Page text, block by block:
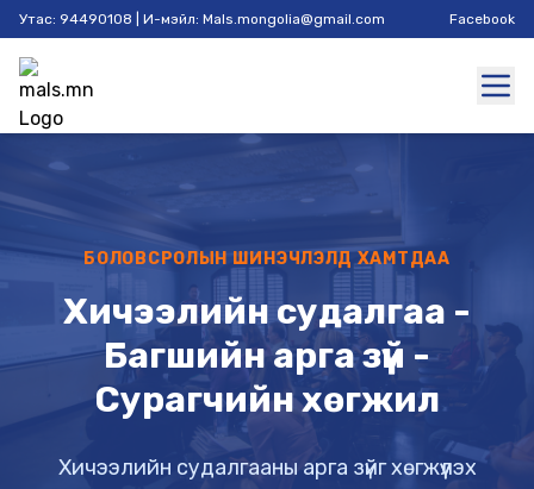
Утас: 94490108 | И-мэйл: Mals.mongolia@gmail.com Facebook
БОЛОВСРОЛЫН ШИНЭЧЛЭЛД ХАМТДАА
Хичээлийн судалгаа -
Багшийн арга зүй -
Сурагчийн хөгжил
Хичээлийн судалгааны арга зүйг хөгжүүлэх